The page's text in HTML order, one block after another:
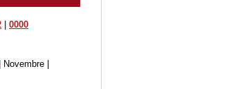
|0000
| Novembre |